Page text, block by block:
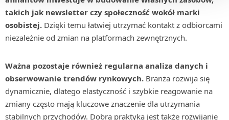
takich jak newsletter czy społeczność wokół marki
osobistej. Dzięki temu łatwiej utrzymać kontakt z odbiorcami
niezależnie od zmian na platformach zewnętrznych.
Ważna pozostaje również regularna analiza danych i
obserwowanie trendów rynkowych. Branża rozwija się
dynamicznie, dlatego elastyczność i szybkie reagowanie na
zmiany często mają kluczowe znaczenie dla utrzymania
stabilnych przychodów. Dobrą praktyką jest także rozwijanie